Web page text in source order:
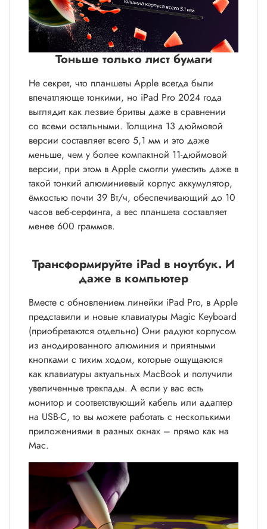
Тоньше только лист бумаги
Не секрет, что планшеты Apple всегда были
впечатляюще тонкими, но iPad Pro 2024 года
выглядит как лезвие бритвы даже в сравнении
со всеми остальными. Толщина 13 дюймовой
версии составляет всего 5,1 мм и это даже
меньше, чем у более компактной 11-дюймовой
версии, при этом в Apple смогли уместить даже в
такой тонкий алюминиевый корпус аккумулятор,
ёмкостью почти 39 Вт/ч, обеспечивающий до 10
часов веб-серфинга, а вес планшета составляет
менее 600 граммов.
Трансформируйте iPad в ноутбук. И
даже в компьютер
Вместе с обновлением линейки iPad Pro, в Apple
представили и новые клавиатуры Magic Keyboard
(приобретаются отдельно) Они радуют корпусом
из анодированного алюминия и приятными
кнопками с тихим ходом, которые ощущаются
как клавиатуры актуальных MacBook и получили
увеличенные трекпады. А если у вас есть
монитор и соответствующий кабель или адаптер
на USB-C, то вы можете работать с несколькими
приложениями в разных окнах – прямо как на
Mac.